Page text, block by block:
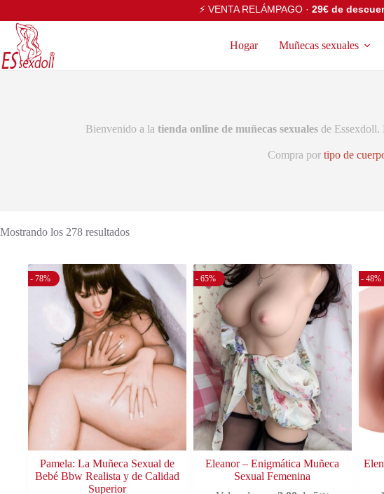
⚡ VENTA RELÁMPAGO · 29€ de
Hogar Muñecas sexuales
Bienvenido a latienda online de muñecas sexuales de Essexdoll.
Compra portipo de
Mostrando los 278 resultados
- 78%
Pamela: La Muñeca Sexual de
Bebé Bbw Realista y de Calidad
Superior
- 65%
Eleanor – Enigmática Muñeca
Sexual Femenina
- 48%